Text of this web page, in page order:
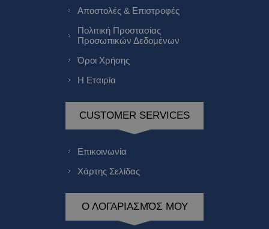
Αποστολές & Επιστροφές
Πολιτική Προστασίας
Προσωπικών Δεδομένων
Όροι Χρήσης
Η Εταιρία
CUSTOMER SERVICES
Επικοινωνία
Χάρτης Σελίδας
Ο ΛΟΓΑΡΙΑΣΜΌΣ ΜΟΥ